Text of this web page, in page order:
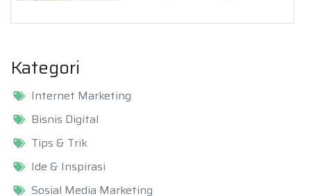
Kategori
Internet Marketing
Bisnis Digital
Tips & Trik
Ide & Inspirasi
Sosial Media Marketing